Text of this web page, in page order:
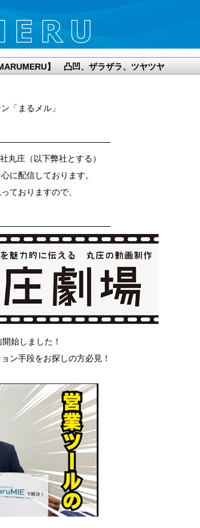
】 凸凹、ザラザラ、ツヤツヤ
「まるメル」
丸庄（以下弊社とする）
に配信しております。
ておりますので、
始しました！
ン手段をお探しの方必見！